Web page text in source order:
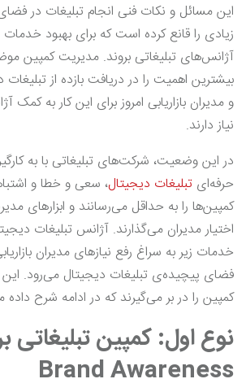
این مسائل و نکات فنی انجام تبلیغات در
زیادی را قانع کرده است که برای بهبود خدمات
آژانس‌های تبلیغاتی بروند. مدیریت کمپین
بیشترین اهمیت را در دریافت بازده از تبلیغات
و مدیران بازاریابی امروز برای این کار به کمک
نیاز دارند.
در این وضعیت، شرکت‌های تبلیغاتی با به
حرفه‌ای تبلیغات دیجیتال، سعی و خطا و
کمپین‌ها را به حداقل می‌رسانند و ابزارهای
اختیار مدیران می‌گذارند. آژانس تبلیغات
خدمات زیر به سراغ رفع نیازهای مدیران
فضای پیچیده‌ی تبلیغات دیجیتال می‌رود.
کمپین را در بر می‌گیرند که در ادامه شرح
نوع اول: کمپین تبلیغاتی
Brand Awareness